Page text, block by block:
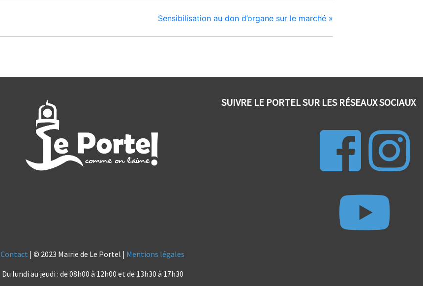
Sensibilisation au don d’organe sur le marché »
SUIVRE LE PORTEL SUR LES RÉSEAUX SOCIAUX
Contact | © 2023 Mairie de Le Portel | Mentions légales
Du lundi au jeudi : de 08h00 à 12h00 et de 13h30 à 17h30